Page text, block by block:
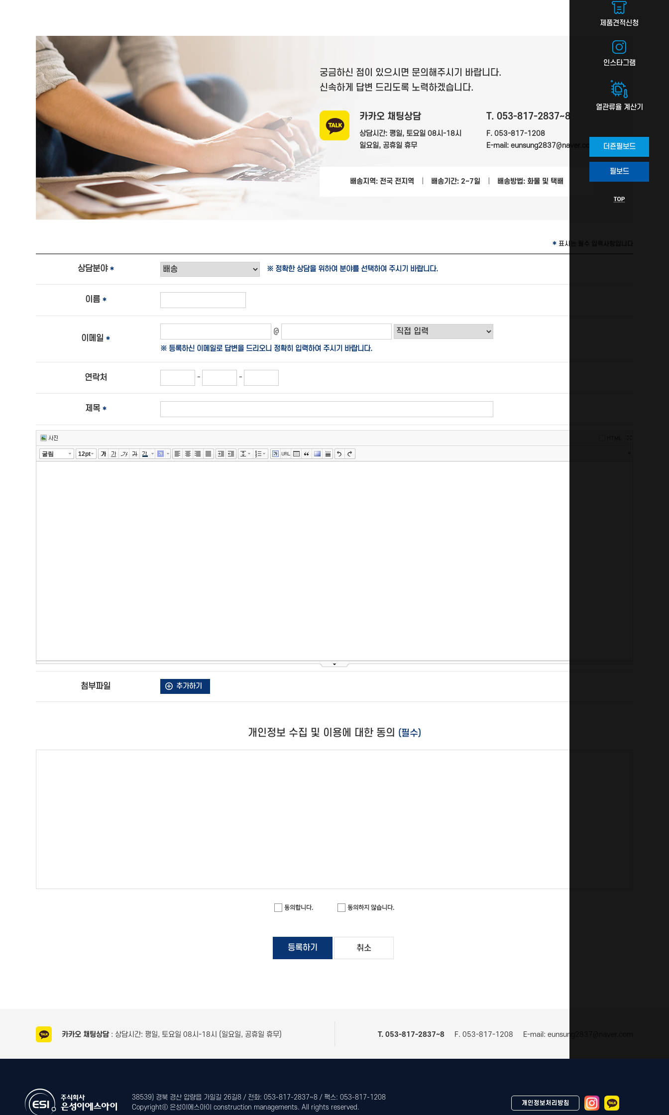
궁금하신 점이 있으시면 문의해주시기 바랍니다.
신속하게 답변 드리도록 노력하겠습니다.
카카오 채팅상담
상담시간: 평일, 토요일 08시-18시
일요일, 공휴일 휴무
T. 053-817-2837~8
F. 053-817-1208
E-mail: eunsung2837@naver.com
배송지역: 전국 전지역 배송기간: 2~7일 배송방법: 화물 및 택배
* 표시는 필수 입력사항입니다
상담분야 * ※ 정확한 상담을 위하여 분야를 선택하여 주시기 바랍니다.
이름 *
이메일 *
@
※ 등록하신 이메일로 답변을 드리오니 정확히 입력하여 주시기 바랍니다.
연락처 - -
제목 *
굴림 12pt
툴바 더보기
첨부파일 추가하기
개인정보 수집 및 이용에 대한 동의 (필수)
동의합니다. 동의하지 않습니다.
등록하기 취소
제품견적신청
인스타그램
열관류율 계산기
더죤필보드
필보드
카카오 채팅상담: 상담시간: 평일, 토요일 08시-18시 (일요일, 공휴일 휴무) T. 053-817-2837~8 F. 053-817-1208 E-mail: eunsung2837@naver.com
38539) 경북 경산 압량읍 가일길 26길8 / 전화: 053-817-2837~8 / 팩스: 053-817-1208
Copyrightⓒ 은성이에스아이 construction managements. All rights reserved.
개인정보처리방침